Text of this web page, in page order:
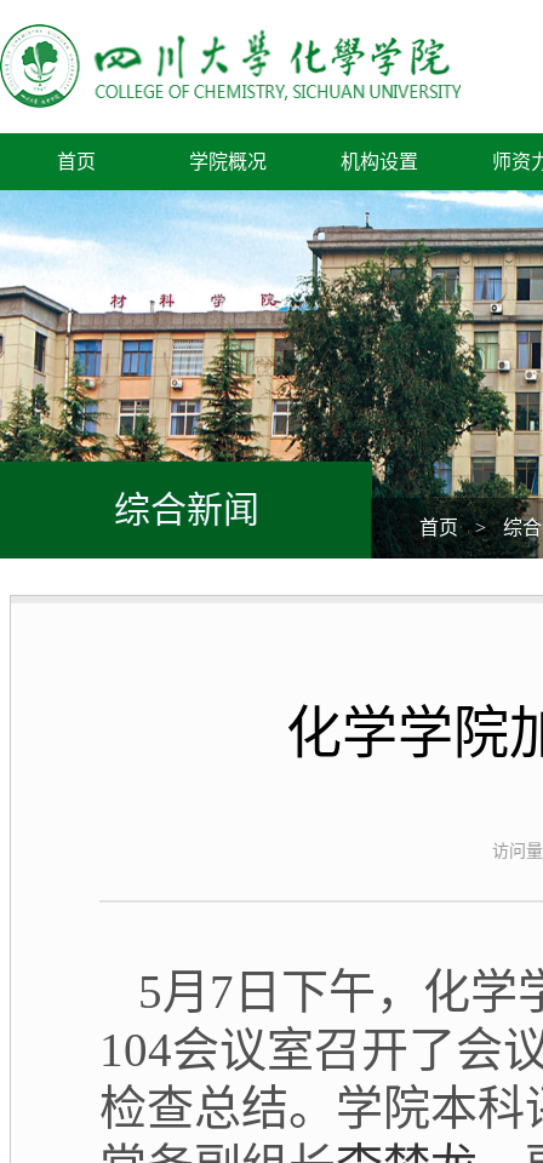
首页 学院概况 机构设置 师资
综合新闻 首页 > 综
化学学院
访问
5月7日下午，化学
104会议室召开了会
检查总结。学院本